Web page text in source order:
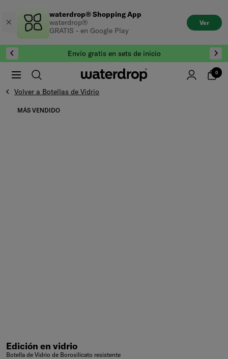
contenido
waterdrop® Shopping App
waterdrop®
GRATIS - en Google Play
Ver
Envío gratis en sets de inicio
0
Volver a Botellas de Vidrio
MÁS VENDIDO
Edición en vidrio
Botella de Vidrio de Borosilicato resistente